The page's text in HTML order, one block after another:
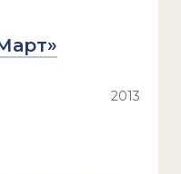
2013